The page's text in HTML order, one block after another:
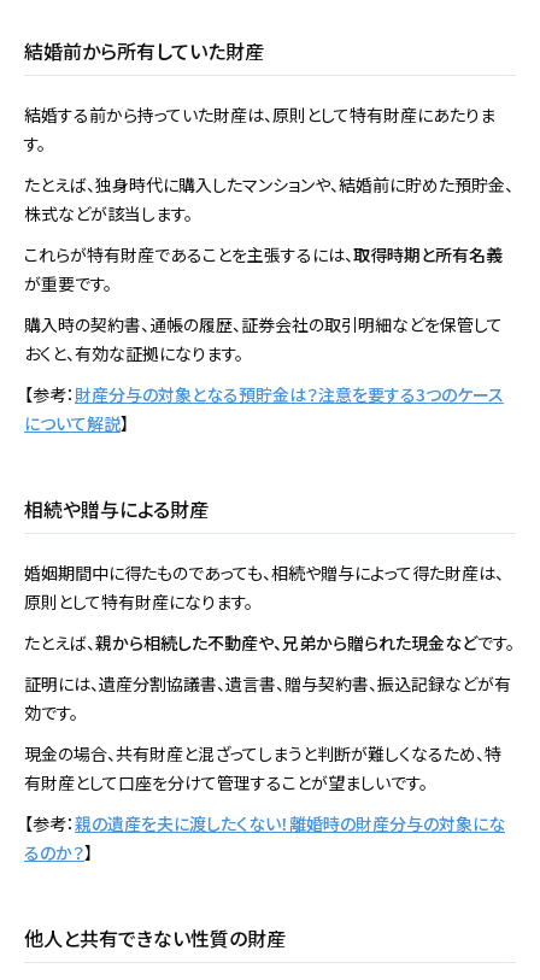
結婚前から所有していた財産
結婚する前から持っていた財産は、原則として特有財産にあたりま
す。
たとえば、独身時代に購入したマンションや、結婚前に貯めた預貯金、
株式などが該当します。
これらが特有財産であることを主張するには、取得時期と所有名義
が重要です。
購入時の契約書、通帳の履歴、証券会社の取引明細などを保管して
おくと、有効な証拠になります。
【参考： 財産分与の対象となる預貯金は？注意を要する3つのケース
について解説】
相続や贈与による財産
婚姻期間中に得たものであっても、相続や贈与によって得た財産は、
原則として特有財産になります。
たとえば、親から相続した不動産や、兄弟から贈られた現金などです。
証明には、遺産分割協議書、遺言書、贈与契約書、振込記録などが有
効です。
現金の場合、共有財産と混ざってしまうと判断が難しくなるため、特
有財産として口座を分けて管理することが望ましいです。
【参考：親の遺産を夫に渡したくない！離婚時の財産分与の対象にな
るのか？】
他人と共有できない性質の財産